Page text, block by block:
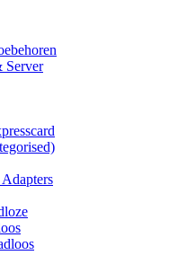
Server